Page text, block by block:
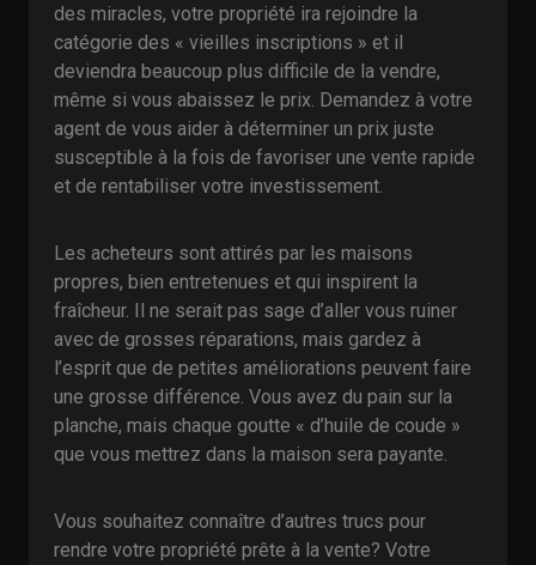
des miracles, votre propriété ira rejoindre la
catégorie des « vieilles inscriptions » et il
deviendra beaucoup plus difficile de la vendre,
même si vous abaissez le prix. Demandez à votre
agent de vous aider à déterminer un prix juste
susceptible à la fois de favoriser une vente rapide
et de rentabiliser votre investissement.
Les acheteurs sont attirés par les maisons
propres, bien entretenues et qui inspirent la
fraîcheur. Il ne serait pas sage d’aller vous ruiner
avec de grosses réparations, mais gardez à
l’esprit que de petites améliorations peuvent faire
une grosse différence. Vous avez du pain sur la
planche, mais chaque goutte « d’huile de coude »
que vous mettrez dans la maison sera payante.
Vous souhaitez connaître d’autres trucs pour
rendre votre propriété prête à la vente? Votre